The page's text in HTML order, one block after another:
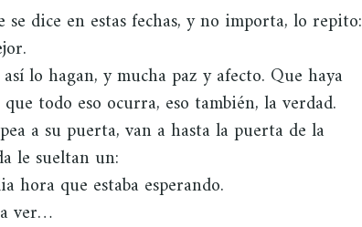
dice en estas fechas, y no importa, lo repito:
lo hagan, y mucha paz y afecto. Que haya
todo eso ocurra, eso también, la verdad.
a su puerta, van a hasta la puerta de la
le sueltan un:
hora que estaba esperando.
ver…